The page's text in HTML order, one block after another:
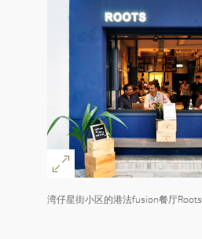
湾仔星街小区的港法fusion餐厅Roots